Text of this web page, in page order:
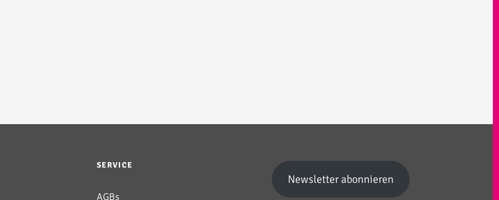
SERVICE
AGBs
Newsletter abonnieren